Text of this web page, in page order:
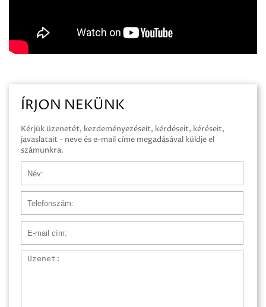
ÍRJON NEKÜNK
Kérjük üzenetét, kezdeményezéseit, kérdéseit, kéréseit,
javaslatait - neve és e-mail címe megadásával küldje el
számunkra.
Üzenet